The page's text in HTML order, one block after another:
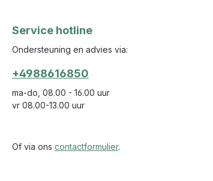
Service hotline
Ondersteuning en advies via:
+4988616850
ma-do, 08.00 - 16.00 uur
vr 08.00-13.00 uur
Of via ons contactformulier.